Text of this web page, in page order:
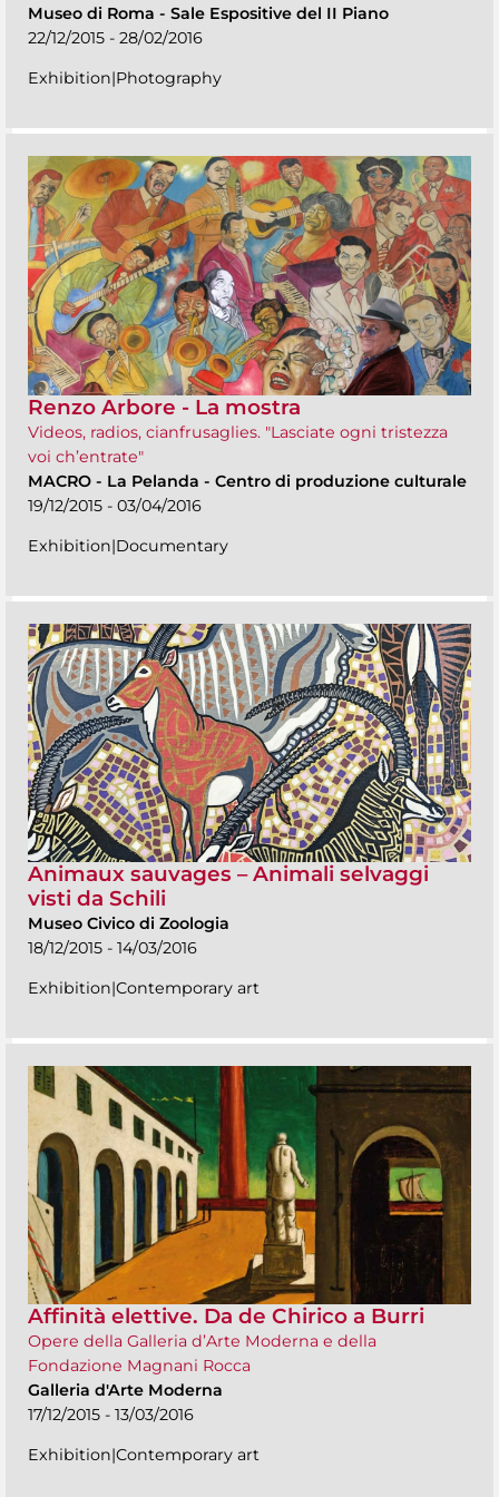
Museo di Roma - Sale Espositive del II Piano
22/12/2015 - 28/02/2016
Exhibition|Photography
Renzo Arbore - La mostra
Videos, radios, cianfrusaglies. "Lasciate ogni tristezza
voi ch’entrate"
MACRO - La Pelanda - Centro di produzione culturale
19/12/2015 - 03/04/2016
Exhibition|Documentary
Animaux sauvages – Animali selvaggi
visti da Schili
Museo Civico di Zoologia
18/12/2015 - 14/03/2016
Exhibition|Contemporary art
Affinità elettive. Da de Chirico a Burri
Opere della Galleria d’Arte Moderna e della
Fondazione Magnani Rocca
Galleria d'Arte Moderna
17/12/2015 - 13/03/2016
Exhibition|Contemporary art